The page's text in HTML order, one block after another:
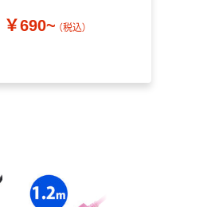
￥690~ （税込）